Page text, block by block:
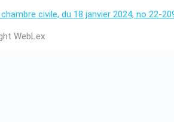
civile, du 18 janvier 2024, no 22-
WebLex